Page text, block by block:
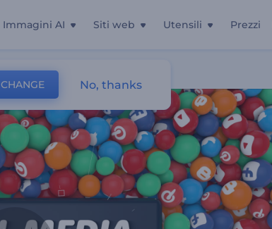
Immagini AI Siti web Utensili Prezzi
CHANGE No, thanks